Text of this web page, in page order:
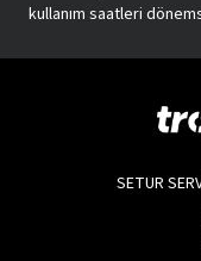
kullanım saatleri
SETUR